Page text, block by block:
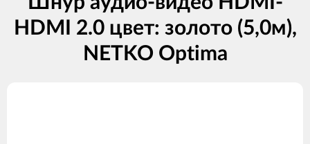
HDMI 2.0 цвет: золото (5,0м),
NETKO Optima